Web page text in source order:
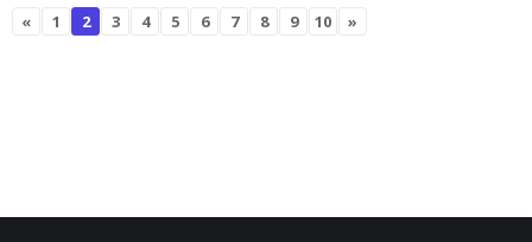
« 1 2 3 4 5 6 7 8 9 10 »